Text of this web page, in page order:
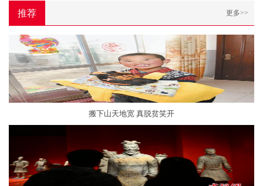
推荐 更多>>
搬下山天地宽 真脱贫笑开